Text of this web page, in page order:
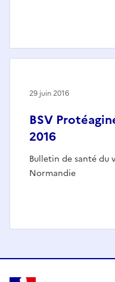
BSV
2016
Bulletin de santé du
Normandie
29 juin 2016